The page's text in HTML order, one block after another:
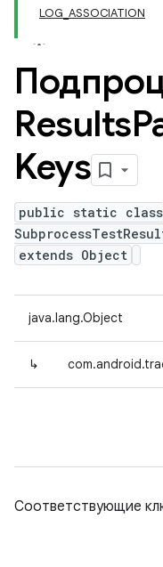
LOG_ASSOCIATION
Results
Keys
public static class
extends Object
java.lang.Object
↳
Соответствующие